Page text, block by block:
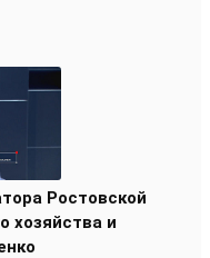
Ростовской
хозяйства и